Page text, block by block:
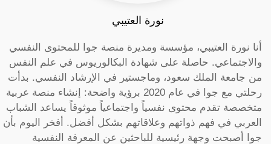
نورة العتيبي
أنا نورة العتيبي، مؤسسة ومديرة منصة جوا للمحتوى النفسي
والاجتماعي. حاصلة على شهادة البكالوريوس في علم النفس
من جامعة الملك سعود، وماجستير في الإرشاد النفسي. بدأت
رحلتي مع جوا في عام 2020 برؤية واضحة: إنشاء منصة عربية
متخصصة تقدم محتوى نفسياً واجتماعياً موثوقاً يساعد الشباب
العربي في فهم ذواتهم وعلاقاتهم بشكل أفضل. أفخر اليوم بأن
جوا أصبحت وجهة رئيسية للباحثين عن المعرفة النفسية